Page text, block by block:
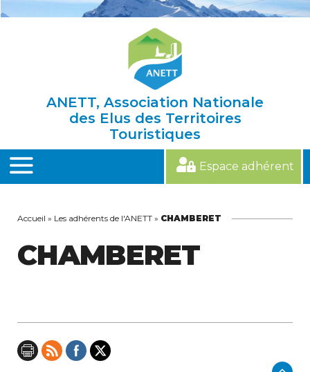
ANETT, Association Nationale
des Elus des Territoires
Touristiques
MENU
Espace adhérent
Accueil » Les adhérents de l'ANETT » CHAMBERET
CHAMBERET